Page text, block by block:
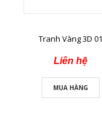
Tranh Vàng 3D 01
Liên hệ
MUA HÀNG